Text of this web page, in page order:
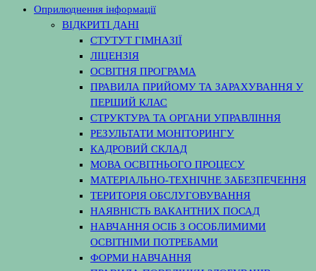
Оприлюднення інформації
ВІДКРИТІ ДАНІ
СТУТУТ ГІМНАЗІЇ
ЛІЦЕНЗІЯ
ОСВІТНЯ ПРОГРАМА
ПРАВИЛА ПРИЙОМУ ТА ЗАРАХУВАННЯ У
ПЕРШИЙ КЛАС
СТРУКТУРА ТА ОРГАНИ УПРАВЛІННЯ
РЕЗУЛЬТАТИ МОНІТОРИНГУ
КАДРОВИЙ СКЛАД
МОВА ОСВІТНЬОГО ПРОЦЕСУ
МАТЕРІАЛЬНО-ТЕХНІЧНЕ ЗАБЕЗПЕЧЕННЯ
ТЕРИТОРІЯ ОБСЛУГОВУВАННЯ
НАЯВНІСТЬ ВАКАНТНИХ ПОСАД
НАВЧАННЯ ОСІБ З ОСОБЛИМИМИ
ОСВІТНІМИ ПОТРЕБАМИ
ФОРМИ НАВЧАННЯ